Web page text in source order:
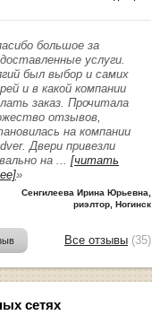
большое за
услуги.
был выбор и самих
и в какой компании
заказ. Прочитала
отзывов,
на компании
Двери привезли
на ... [читать
»
Сенгилеева Ирина Юрьевна,
риэлтор, Ногинск
Все отзывы (35)
сетях